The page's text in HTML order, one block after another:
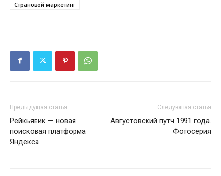
Страновой маркетинг
Предыдущая статья
Рейкьявик — новая
поисковая платформа
Яндекса
Следующая статья
Августовский путч 1991 года.
Фотосерия